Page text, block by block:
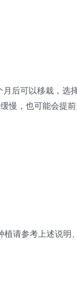
后可以移栽，选
慢，也可能会提
请参考上述说明